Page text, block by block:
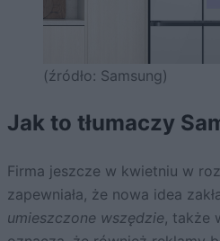
(źródło: Samsung)
Jak to tłumaczy
Firma jeszcze w kwietniu w
zapewniała, że nowa idea
umieszczone wszędzie, także